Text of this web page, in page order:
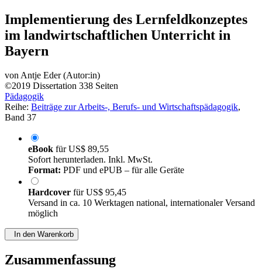
Implementierung des Lernfeldkonzeptes
im landwirtschaftlichen Unterricht in
Bayern
vonAntje Eder (Autor:in)
©2019 Dissertation 338 Seiten
Pädagogik
Reihe: Beiträge zur Arbeits-, Berufs- und Wirtschaftspädagogik,
Band 37
eBook fürUS$ 89,55
Sofort herunterladen. Inkl. MwSt.
Format: PDF und ePUB – für alle Geräte
Hardcover fürUS$ 95,45
Versand in ca. 10 Werktagen national, internationaler Versand
möglich
In den Warenkorb
Zusammenfassung